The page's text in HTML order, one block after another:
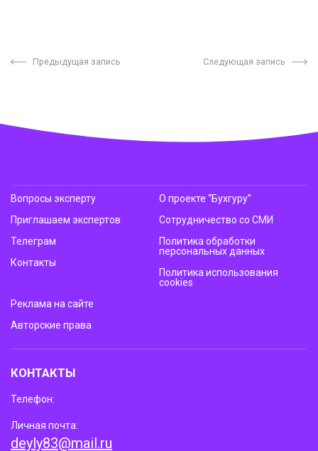
Предыдущая запись Следующая запись
Вопросы эксперту
Приглашаем экспертов
Телеграм
Контакты
О проекте “Бухгуру”
Сотрудничество со СМИ
Политика обработки
персональных данных
Политика использования
cookies
Реклама на сайте
Авторские права
КОНТАКТЫ
Телефон:
Личная почта:
deyly83@mail.ru